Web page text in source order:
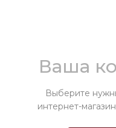
Ваша
Выберите
интернет-